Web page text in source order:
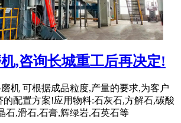
,咨询长城重工后再决定!
机 可根据成品粒度,产量的要求,为客户
的配置方案!应用物料:石灰石,方解石,碳酸
石,滑石,石膏,辉绿岩,石英石等